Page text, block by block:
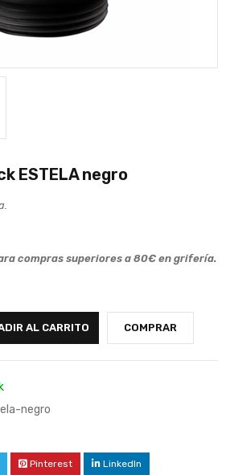
ESTELA negro
compras superiores a 80€ en grifería.
AL CARRITO COMPRAR
negro
Pinterest LinkedIn